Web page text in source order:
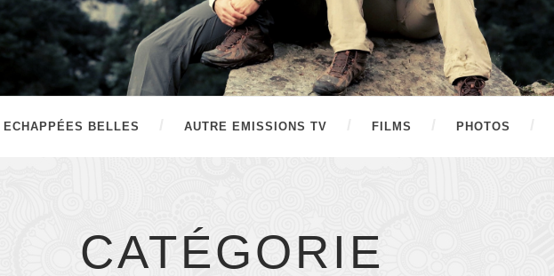
ECHAPPÉES BELLES AUTRE EMISSIONS TV FILMS PHOTOS
CATÉGORIE